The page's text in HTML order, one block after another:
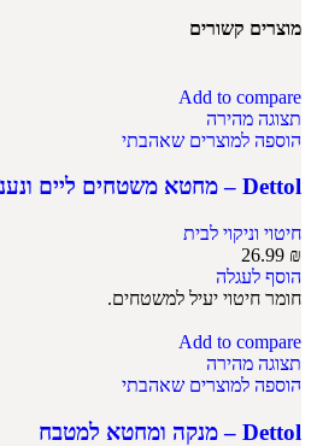
מוצרים קשורים
Add to compare
תצוגה מהירה
הוספה למוצרים שאהבתי
Dettol – מחטא משטחים ליים ונענע
חיטוי וניקוי לבית
26.99 ₪
הוסף לעגלה
חומר חיטוי יעיל למשטחים.
Add to compare
תצוגה מהירה
הוספה למוצרים שאהבתי
Dettol – מנקה ומחטא למטבח